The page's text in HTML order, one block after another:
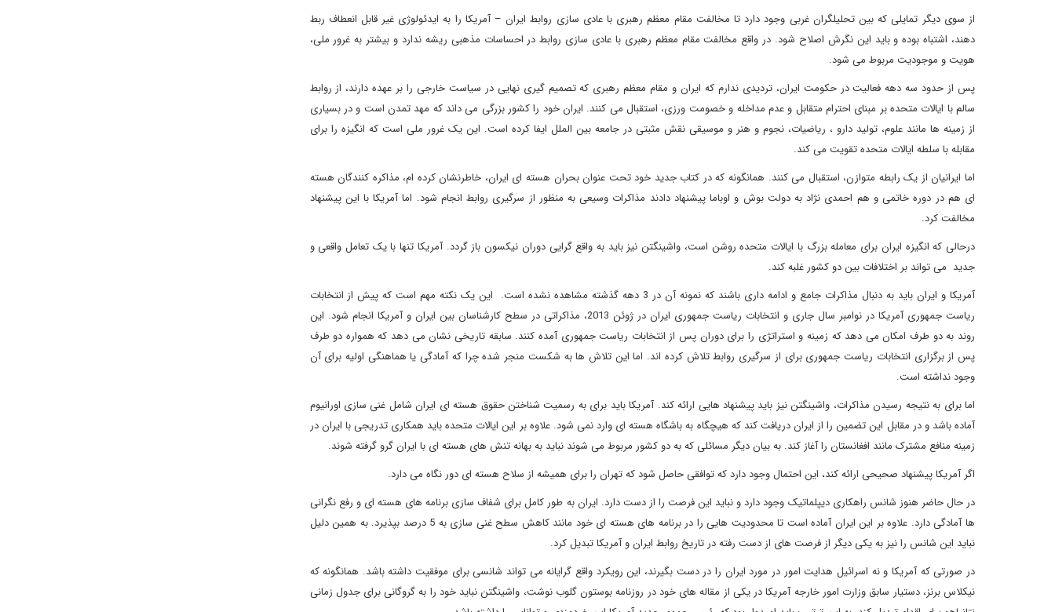
از سوی دیگر تمایلی که بین تحلیلگران غربی وجود دارد تا مخالفت مقام معظم رهبری با عادی سازی روابط ایران – آمریکا را به ایدئولوژی غیر قابل انعطاف ربط
دهند، اشتباه بوده و باید این نگرش اصلاح شود. در واقع مخالفت مقام معظم رهبری با عادی سازی روابط در احساسات مذهبی ریشه ندارد و بیشتر به غرور ملی،
هویت و موجودیت مربوط می شود.
پس از حدود سه دهه فعالیت در حکومت ایران، تردیدی ندارم که ایران و مقام معظم رهبری که تصمیم گیری نهایی در سیاست خارجی را بر عهده دارند، از روابط
سالم با ایالات متحده بر مبنای احترام متقابل و عدم مداخله و خصومت ورزی، استقبال می کنند. ایران خود را کشور بزرگی می داند که مهد تمدن است و در بسیاری
از زمینه ها مانند علوم، تولید دارو ، ریاضیات، نجوم و هنر و موسیقی نقش مثبتی در جامعه بین الملل ایفا کرده است. این یک غرور ملی است که انگیزه را برای
مقابله با سلطه ایالات متحده تقویت می کند.
اما ایرانیان از یک رابطه متوازن، استقبال می کنند. همانگونه که در کتاب جدید خود تحت عنوان بحران هسته ای ایران، خاطرنشان کرده ام، مذاکره کنندگان هسته
ای هم در دوره خاتمی و هم احمدی نژاد به دولت بوش و اوباما پیشنهاد دادند مذاکرات وسیعی به منظور از سرگیری روابط انجام شود. اما آمریکا با این پیشنهاد
مخالفت کرد.
درحالی که انگیزه ایران برای معامله بزرگ با ایالات متحده روشن است، واشینگتن نیز باید به واقع گرایی دوران نیکسون باز گردد. آمریکا تنها با یک تعامل واقعی و
جدید می تواند بر اختلافات بین دو کشور غلبه کند.
آمریکا و ایران باید به دنبال مذاکرات جامع و ادامه داری باشند که نمونه آن در 3 دهه گذشته مشاهده نشده است. این یک نکته مهم است که پیش از انتخابات
ریاست جمهوری آمریکا در نوامبر سال جاری و انتخابات ریاست جمهوری ایران در ژوئن 2013، مذاکراتی در سطح کارشناسان بین ایران و آمریکا انجام شود. این
روند به دو طرف امکان می دهد که زمینه و استراتژی را برای دوران پس از انتخابات ریاست جمهوری آمده کنند. سابقه تاریخی نشان می دهد که همواره دو طرف
پس از برگزاری انتخابات ریاست جمهوری برای از سرگیری روابط تلاش کرده اند. اما این تلاش ها به شکست منجر شده چرا که آمادگی یا هماهنگی اولیه برای آن
وجود نداشته است.
اما برای به نتیجه رسیدن مذاکرات، واشینگتن نیز باید پیشنهاد هایی ارائه کند. آمریکا باید برای به رسمیت شناختن حقوق هسته ای ایران شامل غنی سازی اورانیوم
آماده باشد و در مقابل این تضمین را از ایران دریافت کند که هیچگاه به باشگاه هسته ای وارد نمی شود. علاوه بر این ایالات متحده باید همکاری تدریجی با ایران در
زمینه منافع مشترک مانند افغانستان را آغاز کند. به بیان دیگر مسائلی که به دو کشور مربوط می شوند نباید به بهانه تنش های هسته ای با ایران گرو گرفته شوند.
اگر آمریکا پیشنهاد صحیحی ارائه کند، این احتمال وجود دارد که توافقی حاصل شود که تهران را برای همیشه از سلاح هسته ای دور نگاه می دارد.
در حال حاضر هنوز شانس راهکاری دیپلماتیک وجود دارد و نباید این فرصت را از دست دارد. ایران به طور کامل برای شفاف سازی برنامه های هسته ای و رفع نگرانی
ها آمادگی دارد. علاوه بر این ایران آماده است تا محدودیت هایی را در برنامه های هسته ای خود مانند کاهش سطح غنی سازی به 5 درصد بپذیرد. به همین دلیل
نباید این شانس را نیز به یکی دیگر از فرصت های از دست رفته در تاریخ روابط ایران و آمریکا تبدیل کرد.
در صورتی که آمریکا و نه اسرائیل هدایت امور در مورد ایران را در دست بگیرند، این رویکرد واقع گرایانه می تواند شانسی برای موفقیت داشته باشد. همانگونه که
نیکلاس برنز، دستیار سابق وزارت امور خارجه آمریکا در یکی از مقاله های خود در روزنامه بوستون گلوب نوشت، واشینگتن نباید خود را به گروگانی برای جدول زمانی